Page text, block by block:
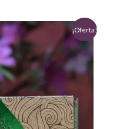
¡Oferta!
1.050,00.
El
precio
actual
$ 600,00.